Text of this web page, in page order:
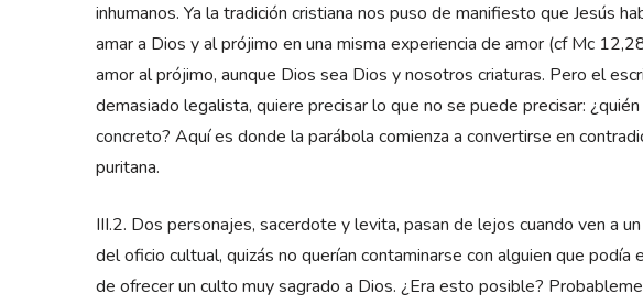
inhumanos. Ya la tradición cristiana nos puso de manifiesto que Jesús
amar a Dios y al prójimo en una misma experiencia de amor (cf Mc
amor al prójimo, aunque Dios sea Dios y nosotros criaturas. Pero el
demasiado legalista, quiere precisar lo que no se puede precisar:
concreto? Aquí es donde la parábola comienza a convertirse en
puritana.
III.2. Dos personajes, sacerdote y levita, pasan de lejos cuando ven a
del oficio cultual, quizás no querían contaminarse con alguien que
de ofrecer un culto muy sagrado a Dios. ¿Era esto posible?